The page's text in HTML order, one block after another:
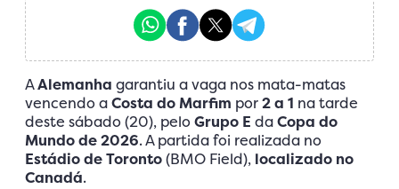
AAlemanha garantiu a vaga nos mata-matas
vencendo aCosta do Marfim por2 a 1 na tarde
deste sábado (20), peloGrupo E daCopa do
Mundo de 2026. A partida foi realizada no
Estádio de Toronto(BMO Field), localizado no
Canadá.